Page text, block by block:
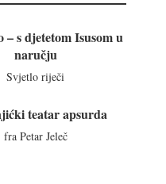
– s djetetom Isusom u
naručju
Svjetlo riječi
teatar apsurda
fra Petar Jeleč